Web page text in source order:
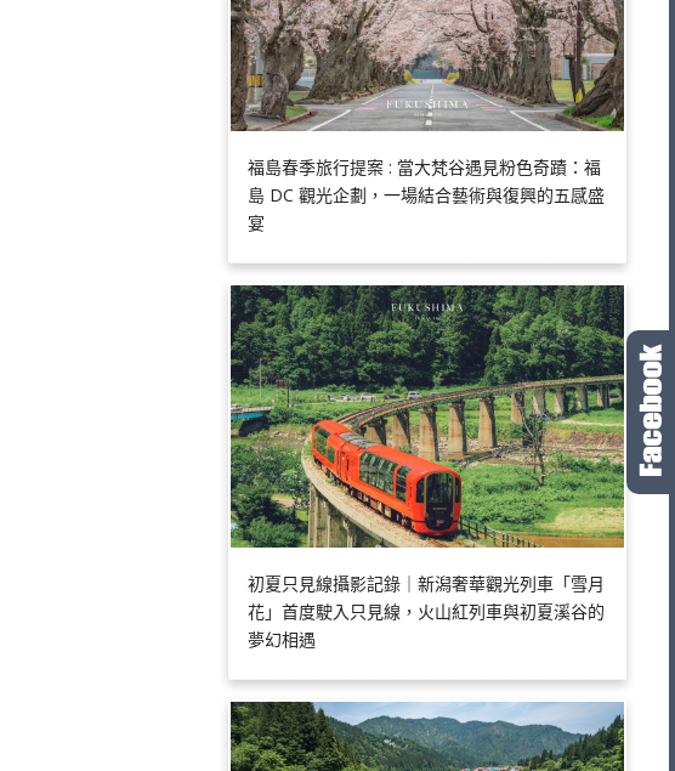
福島春季旅行提案 : 當大梵谷遇見粉色奇蹟：福
島 DC 觀光企劃，一場結合藝術與復興的五感盛
宴
初夏只見線攝影記錄｜新潟奢華觀光列車「雪月
花」首度駛入只見線，火山紅列車與初夏溪谷的
夢幻相遇